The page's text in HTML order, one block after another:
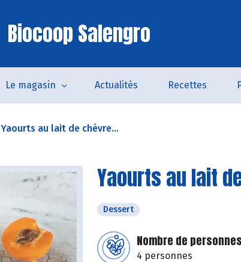
Biocoop Salengro
Le magasin Actualités Recettes
Yaourts au lait de chèvre...
Yaourts au lait
Dessert
Nombre de personnes
4 personnes